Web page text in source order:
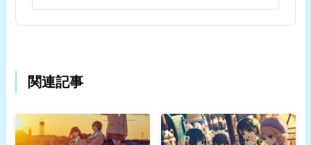
関連記事